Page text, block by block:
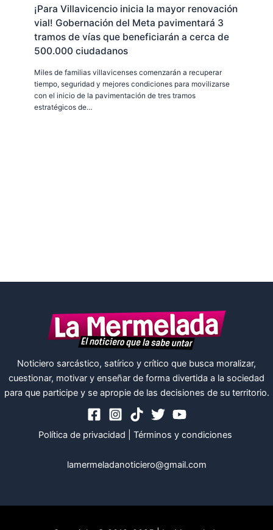
¡Para Villavicencio inicia la mayor renovación
vial! Gobernación del Meta pavimentará 3
tramos de vías que beneficiarán a cerca de
500.000 ciudadanos
Miles de familias villavicenses comenzarán a recuperar
tiempo, seguridad y mejores condiciones para movilizarse
con el inicio de la pavimentación de tres tramos
estratégicos de…
Noticiero sarcástico, satírico y crítico que busca moralizar,
cuestionar, motivar y enseñar de forma divertida a la sociedad
para que participe y se apropie de las decisiones de su territorio.
Política de privacidad Términos y condiciones
lamermeladanoticiero@gmail.com